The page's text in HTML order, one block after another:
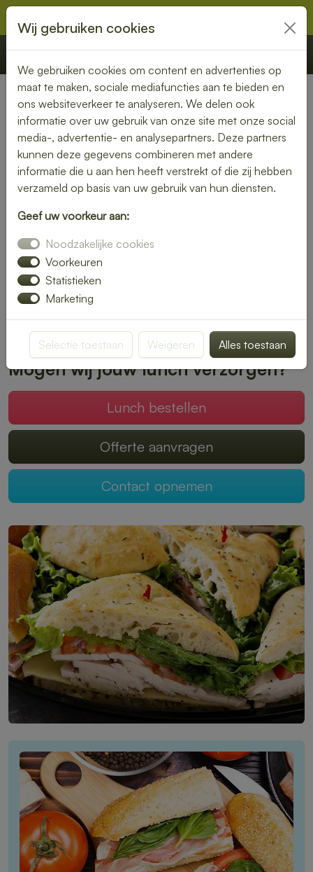
€ 0,00 Offerte Bestellen
Nederland» Leuth
Lunch bezorgen in Leuth –
vers en snel bij jou thuis of op
kantoor
bezorgen in Leuth en geniet van verse, smaakvolle
gerechten. Of je nu kiest voor een rijk belegd broodje, een
frisse salade of een warme maaltijd – wij bezorgen het bij
jou op locatie.
Plaats je bestelling online en geniet zonder zorgen van een
heerlijke lunch.
Mogen wij jouw lunch verzorgen?
Lunch bestellen
Offerte aanvragen
Contact opnemen
Wij gebruiken cookies
We gebruiken cookies om content en advertenties op
maat te maken, sociale mediafuncties aan te bieden en
ons websiteverkeer te analyseren. We delen ook
informatie over uw gebruik van onze site met onze social
media-, advertentie- en analysepartners. Deze partners
kunnen deze gegevens combineren met andere
informatie die u aan hen heeft verstrekt of die zij hebben
verzameld op basis van uw gebruik van hun diensten.
Geef uw voorkeur aan:
Noodzakelijke cookies
Voorkeuren
Statistieken
Marketing
Selectie toestaan Weigeren Alles toestaan